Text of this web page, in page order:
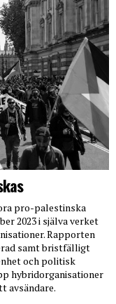
pro-palestinska
2023 i själva verket
Rapporten
samt bristfälligt
och politisk
hybridorganisationer
avsändare.